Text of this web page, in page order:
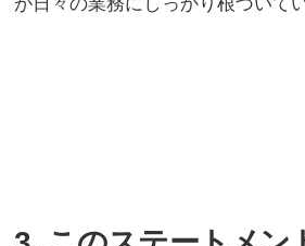
が日々の業務にしっかり根づいて